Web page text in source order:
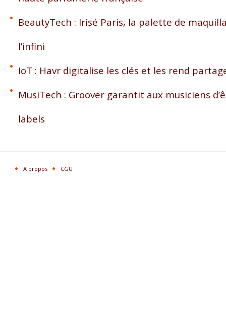
BeautyTech : Irisé Paris, la palette de
l’infini
IoT : Havr digitalise les clés et les rend
MusiTech : Groover garantit aux musiciens
labels
A propos CGU